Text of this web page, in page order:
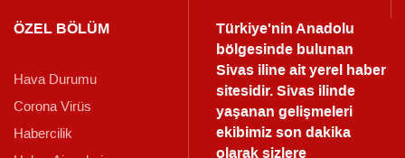
ÖZEL BÖLÜM
Hava Durumu
Corona Virüs
Habercilik
Türkiye'nin Anadolu
bölgesinde bulunan
Sivas iline ait yerel haber
sitesidir. Sivas ilinde
yaşanan gelişmeleri
ekibimiz son dakika
olarak sizlere